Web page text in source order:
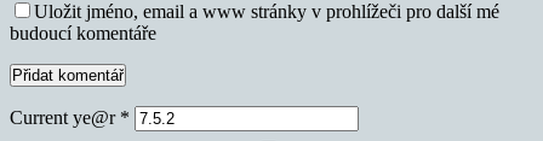
Uložit jméno, email a www stránky v prohlížeči pro další mé
budoucí komentáře
Current ye@r *